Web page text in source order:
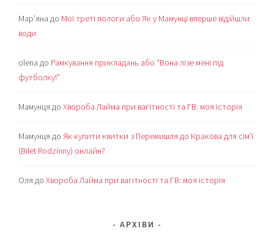
Мар’яна до Мої треті пологи або Як у Мамунці вперше відійшли
води
olena до Рамкування прикладань або “Вона лізе мені під
футболку!”
Мамунця доХвороба Лайма при вагітності та ГВ: моя історія
Мамунця до Як купити квитки з Перемишля до Кракова для сім’ї
(Bilet Rodzinny) онлайн?
Оля доХвороба Лайма при вагітності та ГВ: моя історія
АРХІВИ